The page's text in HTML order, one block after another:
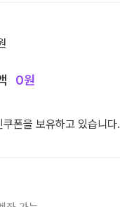
0원
쿠폰을 보유하고 있습니다.